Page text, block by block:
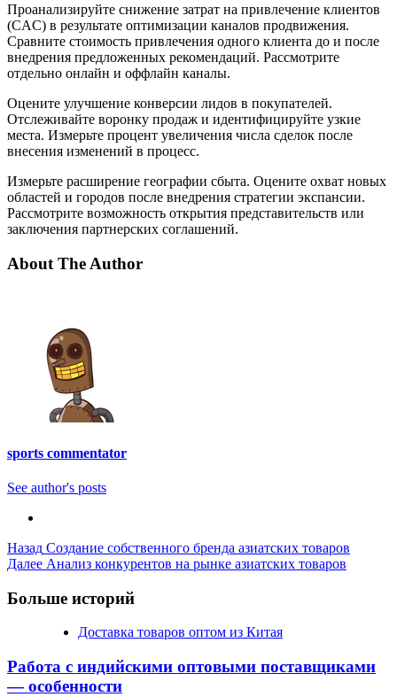
Проанализируйте снижение затрат на привлечение клиентов
(CAC) в результате оптимизации каналов продвижения.
Сравните стоимость привлечения одного клиента до и после
внедрения предложенных рекомендаций. Рассмотрите
отдельно онлайн и оффлайн каналы.
Оцените улучшение конверсии лидов в покупателей.
Отслеживайте воронку продаж и идентифицируйте узкие
места. Измерьте процент увеличения числа сделок после
внесения изменений в процесс.
Измерьте расширение географии сбыта. Оцените охват новых
областей и городов после внедрения стратегии экспансии.
Рассмотрите возможность открытия представительств или
заключения партнерских соглашений.
About The Author
sports commentator
See author's posts
Post
Navigation
Назад Создание собственного бренда азиатских товаров
Далее Анализ конкурентов на рынке азиатских товаров
Больше историй
Доставка товаров оптом из Китая
Работа с индийскими оптовыми поставщиками
— особенности